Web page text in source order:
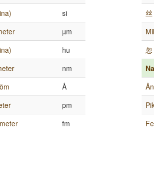
si
µm
hu
nm
Å
pm
fm